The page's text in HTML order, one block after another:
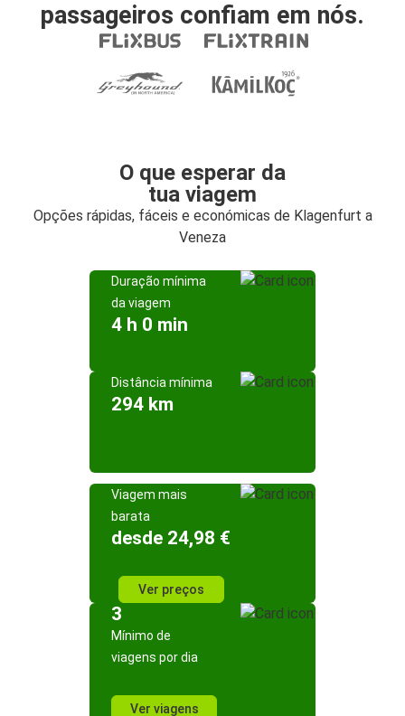
passageiros confiam em nós.
O que esperar da
tua viagem
Opções rápidas, fáceis e económicas de Klagenfurt a
Veneza
Duração mínima
da viagem
4 h 0 min
Distância mínima
294 km
Viagem mais
barata
desde 24,98 €
Ver preços
3
Mínimo de
viagens por dia
Ver viagens